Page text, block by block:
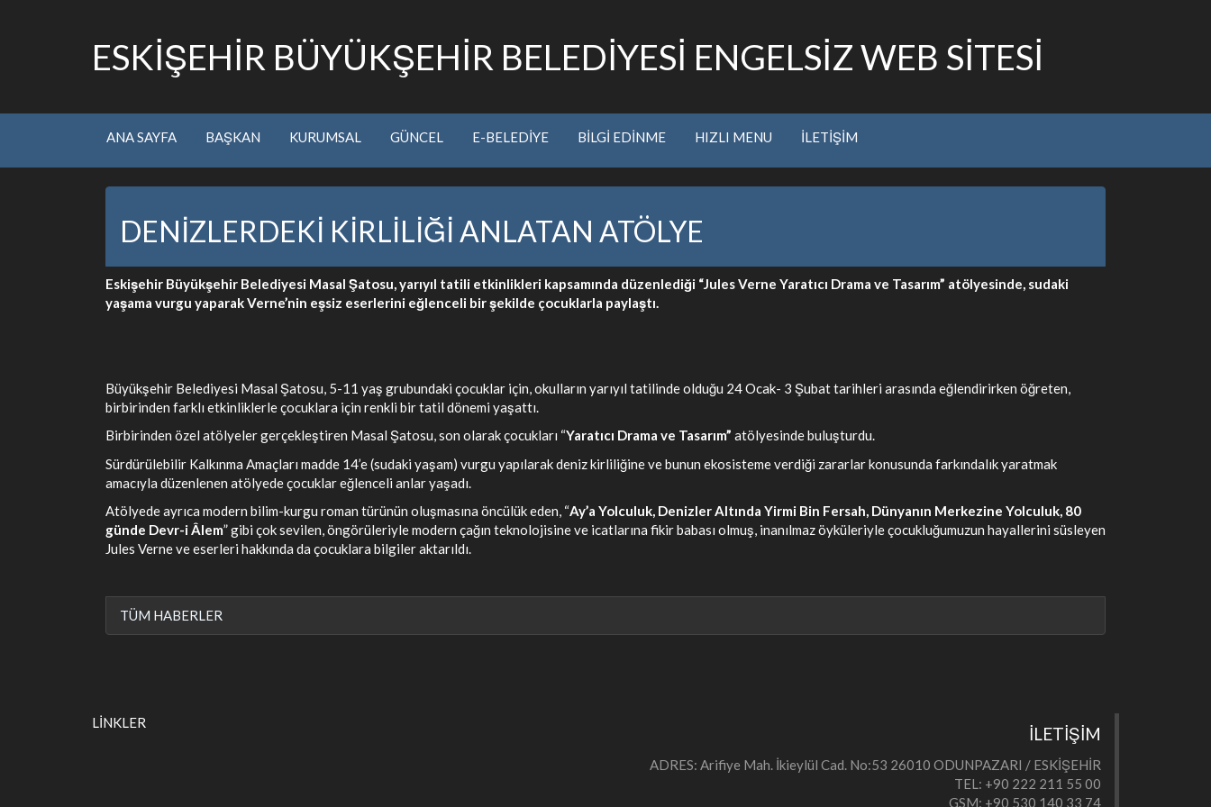
ESKİŞEHİR BÜYÜKŞEHİR BELEDİYESİ ENGELSİZ WEB SİTESİ
ANA SAYFA BAŞKAN KURUMSAL GÜNCEL E-BELEDİYE BİLGİ EDİNME HIZLI MENU İLETİŞİM
DENİZLERDEKİ KİRLİLİĞİ ANLATAN ATÖLYE
Eskişehir Büyükşehir Belediyesi Masal Şatosu, yarıyıl tatili etkinlikleri kapsamında düzenlediği “Jules Verne Yaratıcı Drama ve Tasarım” atölyesinde, sudaki
yaşama vurgu yaparak Verne’nin eşsiz eserlerini eğlenceli bir şekilde çocuklarla paylaştı.
Büyükşehir Belediyesi Masal Şatosu, 5-11 yaş grubundaki çocuklar için, okulların yarıyıl tatilinde olduğu 24 Ocak- 3 Şubat tarihleri arasında eğlendirirken öğreten,
birbirinden farklı etkinliklerle çocuklara için renkli bir tatil dönemi yaşattı.
Birbirinden özel atölyeler gerçekleştiren Masal Şatosu, son olarak çocukları “Yaratıcı Drama ve Tasarım” atölyesinde buluşturdu.
Sürdürülebilir Kalkınma Amaçları madde 14’e (sudaki yaşam) vurgu yapılarak deniz kirliliğine ve bunun ekosisteme verdiği zararlar konusunda farkındalık yaratmak
amacıyla düzenlenen atölyede çocuklar eğlenceli anlar yaşadı.
Atölyede ayrıca modern bilim-kurgu roman türünün oluşmasına öncülük eden, “Ay’a Yolculuk, Denizler Altında Yirmi Bin Fersah, Dünyanın Merkezine Yolculuk, 80
günde Devr-i Âlem” gibi çok sevilen, öngörüleriyle modern çağın teknolojisine ve icatlarına fikir babası olmuş, inanılmaz öyküleriyle çocukluğumuzun hayallerini süsleyen
Jules Verne ve eserleri hakkında da çocuklara bilgiler aktarıldı.
TÜM HABERLER
LİNKLER
İLETİŞİM
ADRES: Arifiye Mah. İkieylül Cad. No:53 26010 ODUNPAZARI / ESKİŞEHİR
TEL: +90 222 211 55 00
GSM: +90 530 140 33 74